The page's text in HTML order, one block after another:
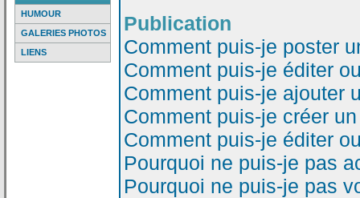
HUMOUR
GALERIES PHOTOS
LIENS
Publication
Comment puis-je poster
Comment puis-je éditer
Comment puis-je ajouter
Comment puis-je créer
Comment puis-je éditer
Pourquoi ne puis-je pas
Pourquoi ne puis-je pas